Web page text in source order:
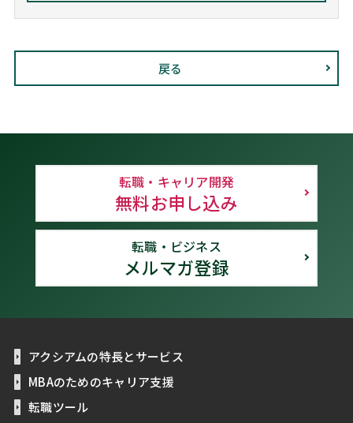
戻る
転職・キャリア開発
無料お申し込み
転職・ビジネス
メルマガ登録
アクシアムの特長とサービス
MBAのためのキャリア支援
転職ツール